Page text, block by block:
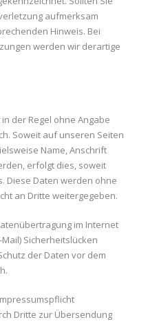
aufmerksam
Hinweis. Bei
werden wir derartige
der Regel ohne Angabe
Soweit auf unseren Seiten
Name, Anschrift
erfolgt dies, soweit
Diese Daten werden ohne
an Dritte weitergegeben.
im Internet
Sicherheitslücken
der Daten vor dem
Dritte zur Übersendung